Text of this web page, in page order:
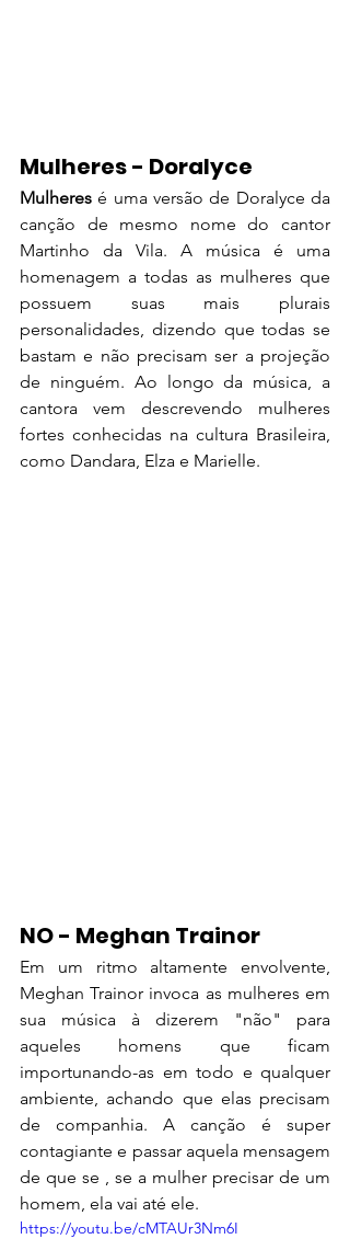
Mulheres - Doralyce
Mulheres é uma versão de Doralyce da
canção de mesmo nome do cantor
Martinho da Vila. A música é uma
homenagem a todas as mulheres que
possuem suas mais plurais
personalidades, dizendo que todas se
bastam e não precisam ser a projeção
de ninguém. Ao longo da música, a
cantora vem descrevendo mulheres
fortes conhecidas na cultura Brasileira,
como Dandara, Elza e Marielle.
NO - Meghan Trainor
Em um ritmo altamente envolvente,
Meghan Trainor invoca as mulheres em
sua música à dizerem "não" para
aqueles homens que ficam
importunando-as em todo e qualquer
ambiente, achando que elas precisam
de companhia. A canção é super
contagiante e passar aquela mensagem
de que se , se a mulher precisar de um
homem, ela vai até ele.
https://youtu.be/cMTAUr3Nm6I